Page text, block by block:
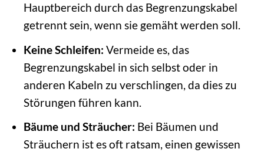
Hauptbereich durch das Begrenzungskabel
getrennt sein, wenn sie gemäht werden soll.
Keine Schleifen: Vermeide es, das
Begrenzungskabel in sich selbst oder in
anderen Kabeln zu verschlingen, da dies zu
Störungen führen kann.
Bäume und Sträucher: Bei Bäumen und
Sträuchern ist es oft ratsam, einen gewissen